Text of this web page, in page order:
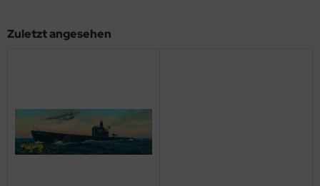
Zuletzt angesehen
KIT
Model